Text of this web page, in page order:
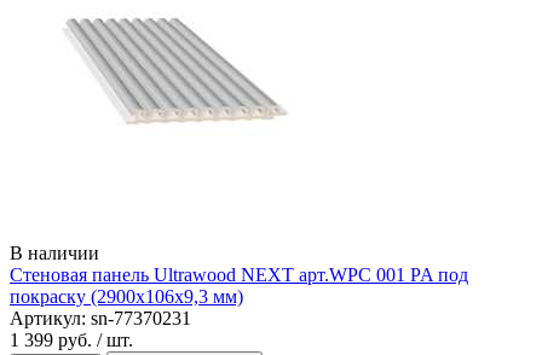
Amoage
В наличии
Стеновая панель Ultrawood NEXT арт.WPC 001 PA под
покраску (2900х106х9,3 мм)
Артикул: sn-77370231
1 399 руб. / шт.